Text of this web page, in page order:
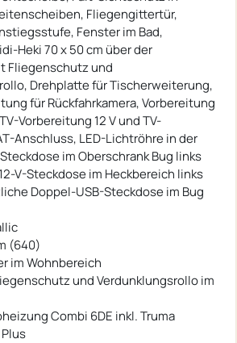
Fliegengittertür,
Fenster im Bad,
Heki 70 x 50 cm über der
Fliegenschutz und
Drehplatte für Tischerweiterung,
für Rückfahrkamera, Vorbereitung
Vorbereitung 12 V und TV-
Anschluss, LED-Lichtröhre in der
im Oberschrank Bug links
V-Steckdose im Heckbereich links
Doppel-USB-Steckdose im Bug
(640)
im Wohnbereich
und Verdunklungsrollo im
Combi 6DE inkl. Truma